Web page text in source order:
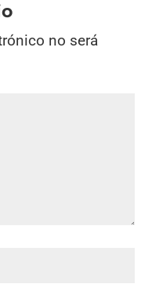
no será